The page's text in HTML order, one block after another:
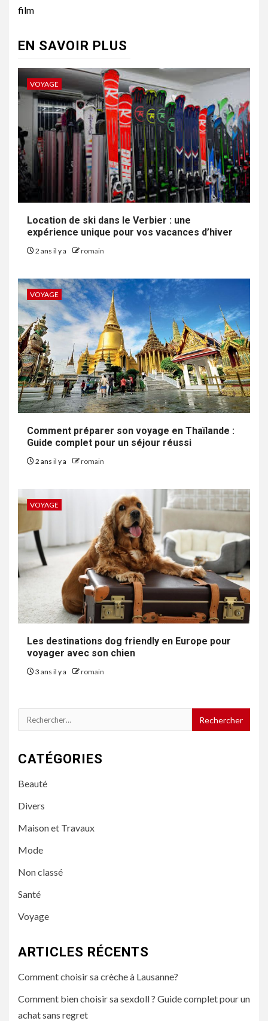
film
EN SAVOIR PLUS
VOYAGE
Location de ski dans le Verbier : une
expérience unique pour vos vacances d’hiver
2 ans il y a romain
VOYAGE
Comment préparer son voyage en Thaïlande :
Guide complet pour un séjour réussi
2 ans il y a romain
VOYAGE
Les destinations dog friendly en Europe pour
voyager avec son chien
3 ans il y a romain
Rechercher :
CATÉGORIES
Beauté
Divers
Maison et Travaux
Mode
Non classé
Santé
Voyage
ARTICLES RÉCENTS
Comment choisir sa crèche à Lausanne?
Comment bien choisir sa sexdoll ? Guide complet pour un
achat sans regret